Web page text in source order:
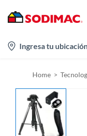
Ingresa tu
Home